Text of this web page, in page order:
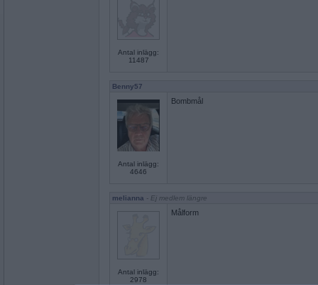
Antal inlägg:
11487
Benny57
Antal inlägg:
4646
Bombmål
melianna - Ej medlem längre
Antal inlägg:
2978
Målform